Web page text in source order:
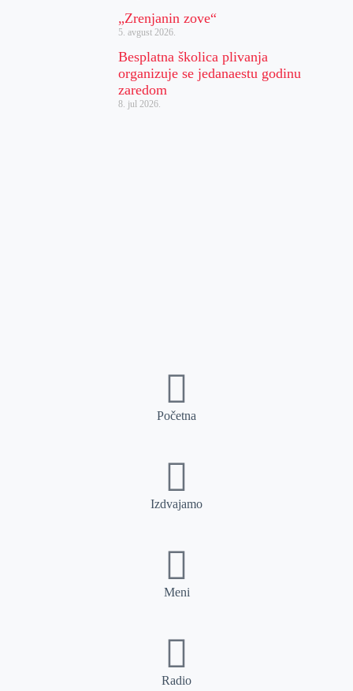
„Zrenjanin zove“
5. avgust 2026.
Besplatna školica plivanja
organizuje se jedanaestu godinu
zaredom
8. jul 2026.
Početna
Izdvajamo
Meni
Radio